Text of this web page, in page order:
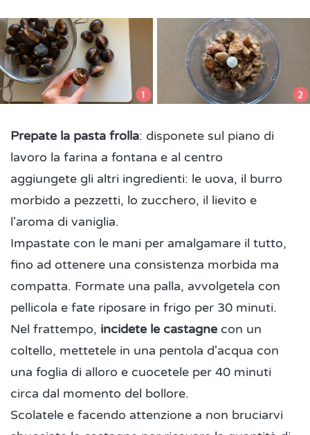
Prepate la pasta frolla: disponete sul piano di
lavoro la farina a fontana e al centro
aggiungete gli altri ingredienti: le uova, il burro
morbido a pezzetti, lo zucchero, il lievito e
l'aroma di vaniglia.
Impastate con le mani per amalgamare il tutto,
fino ad ottenere una consistenza morbida ma
compatta. Formate una palla, avvolgetela con
pellicola e fate riposare in frigo per 30 minuti.
Nel frattempo, incidete le castagnecon un
coltello, mettetele in una pentola d'acqua con
una foglia di alloro e cuocetele per 40 minuti
circa dal momento del bollore.
Scolatele e facendo attenzione a non bruciarvi